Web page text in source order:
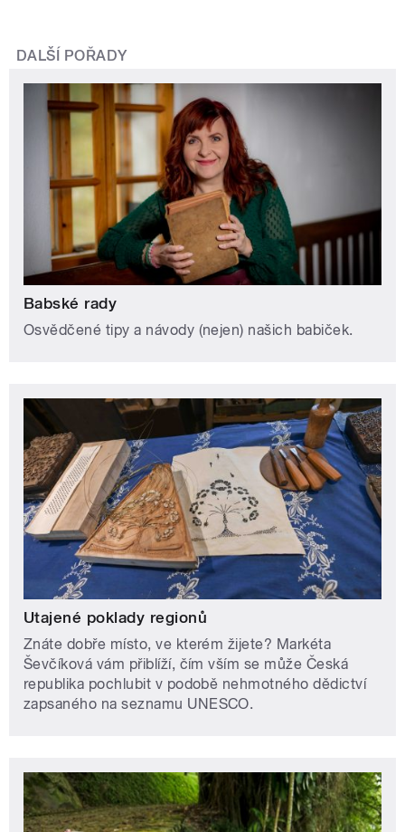
DALŠÍ POŘADY
Babské rady
Osvědčené tipy a návody (nejen) našich babiček.
Utajené poklady regionů
Znáte dobře místo, ve kterém žijete? Markéta
Ševčíková vám přiblíží, čím vším se může Česká
republika pochlubit v podobě nehmotného dědictví
zapsaného na seznamu UNESCO.